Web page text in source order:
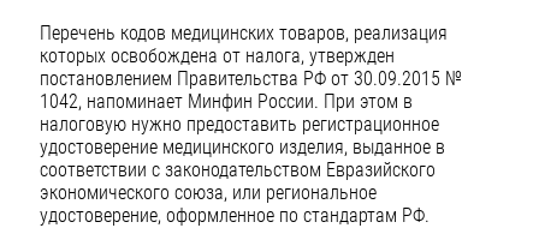
Перечень кодов медицинских товаров, реализация
которых освобождена от налога, утвержден
постановлением Правительства РФ от 30.09.2015 №
1042, напоминает Минфин России. При этом в
налоговую нужно предоставить регистрационное
удостоверение медицинского изделия, выданное в
соответствии с законодательством Евразийского
экономического союза, или региональное
удостоверение, оформленное по стандартам РФ.